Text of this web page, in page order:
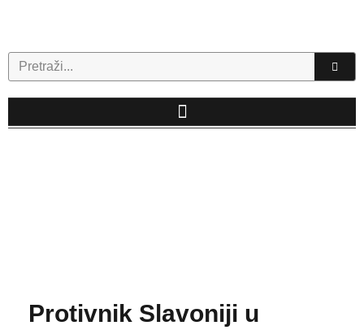
Search
Protivnik Slavoniji u